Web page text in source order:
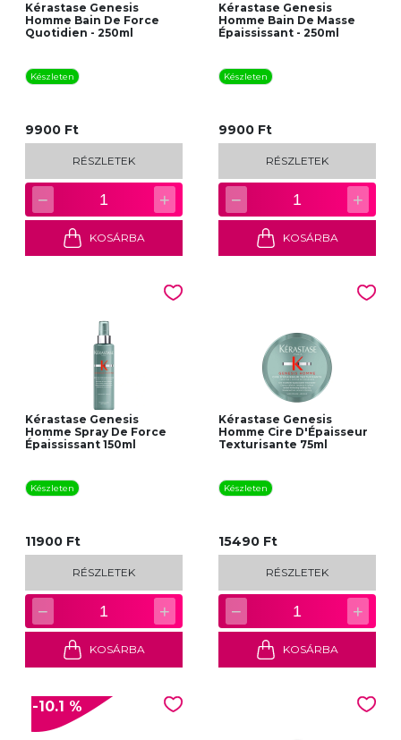
Kérastase Genesis
Homme Bain De Force
Quotidien - 250ml
Készleten
9900 Ft
RÉSZLETEK
− 1 +
KOSÁRBA
Kérastase Genesis
Homme Bain De Masse
Épaississant - 250ml
Készleten
9900 Ft
RÉSZLETEK
− 1 +
KOSÁRBA
Kérastase Genesis
Homme Spray De Force
Épaississant 150ml
Készleten
11900 Ft
RÉSZLETEK
− 1 +
KOSÁRBA
Kérastase Genesis
Homme Cire D'Épaisseur
Texturisante 75ml
Készleten
15490 Ft
RÉSZLETEK
− 1 +
KOSÁRBA
-10.1 %